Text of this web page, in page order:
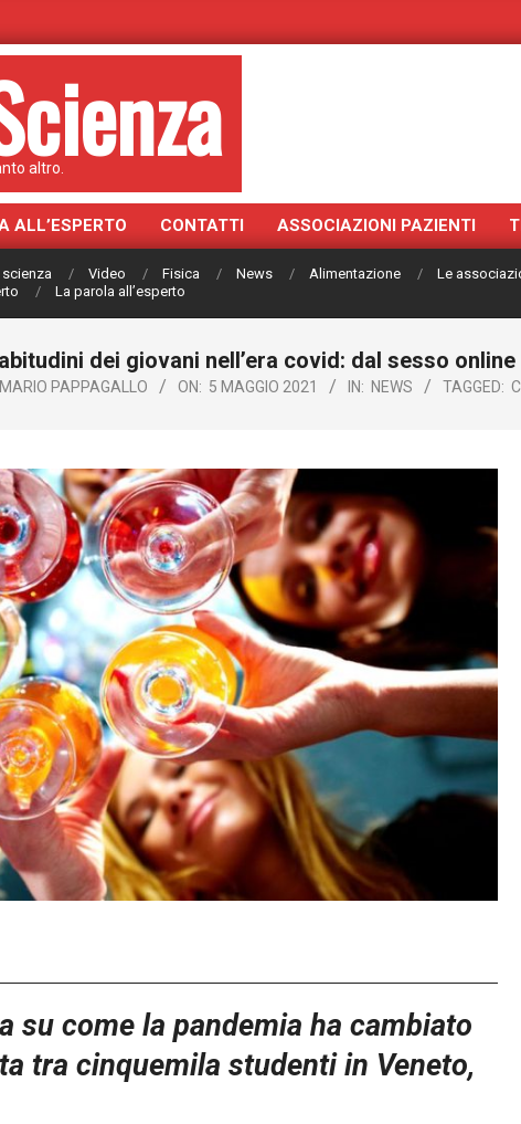
altro.
ALL’ESPERTO CONTATTI ASSOCIAZIONI PAZIENTI
Video Fisica News Alimentazione
Le
La parola all’esperto
dei giovani nell’era covid: dal sesso
MARIO PAPPAGALLO ON: 5 MAGGIO 2021 IN: NEWS TAGGED:
su come la pandemia ha cambiato
tra cinquemila studenti in Veneto,